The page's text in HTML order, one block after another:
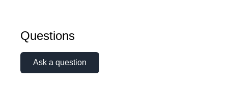
Questions
Ask a question